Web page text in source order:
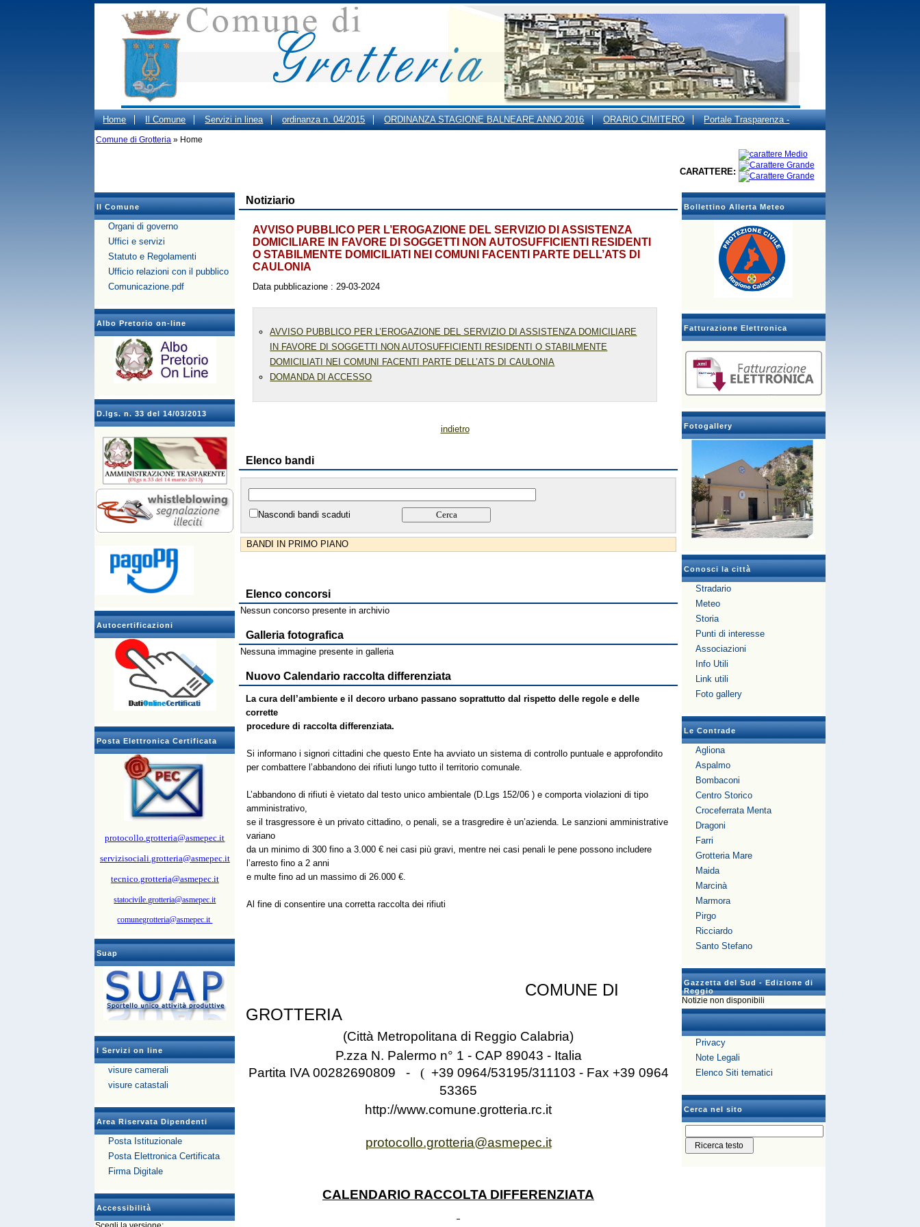
Home Il Comune Servizi in linea ordinanza n. 04/2015 ORDINANZA STAGIONE BALNEARE ANNO 2016 ORARIO CIMITERO
Portale Trasparenza -
Gestione dei Rifiuti Urbani
Comune di Grotteria » Home
CARATTERE:
Il Comune
Organi di governo
Uffici e servizi
Statuto e Regolamenti
Ufficio relazioni con il pubblico
Comunicazione.pdf
Albo Pretorio on-line
D.lgs. n. 33 del 14/03/2013
Autocertificazioni
Posta Elettronica Certificata
protocollo.grotteria@asmepec.it
servizisociali.grotteria@asmepec.it
tecnico.grotteria@asmepec.it
statocivile.grotteria@asmepec.it
comunegrotteria@asmepec.it
Suap
I Servizi on line
visure camerali
visure catastali
Area Riservata Dipendenti
Posta Istituzionale
Posta Elettronica Certificata
Firma Digitale
Accessibilità
Bollettino Allerta Meteo
Fatturazione Elettronica
Fotogallery
Conosci la città
Stradario
Meteo
Storia
Punti di interesse
Associazioni
Info Utili
Link utili
Foto gallery
Le Contrade
Agliona
Aspalmo
Bombaconi
Centro Storico
Croceferrata Menta
Dragoni
Farri
Grotteria Mare
Maida
Marcinà
Marmora
Pirgo
Ricciardo
Santo Stefano
Gazzetta del Sud - Edizione di
Reggio
Notizie non disponibili
Privacy
Note Legali
Elenco Siti tematici
Cerca nel sito
Notiziario
AVVISO PUBBLICO PER L’EROGAZIONE DEL SERVIZIO DI ASSISTENZA
DOMICILIARE IN FAVORE DI SOGGETTI NON AUTOSUFFICIENTI RESIDENTI
O STABILMENTE DOMICILIATI NEI COMUNI FACENTI PARTE DELL’ATS DI
CAULONIA
Data pubblicazione :29-03-2024
AVVISO PUBBLICO PER L’EROGAZIONE DEL SERVIZIO DI ASSISTENZA DOMICILIARE
IN FAVORE DI SOGGETTI NON AUTOSUFFICIENTI RESIDENTI O STABILMENTE
DOMICILIATI NEI COMUNI FACENTI PARTE DELL’ATS DI CAULONIA
DOMANDA DI ACCESSO
indietro
Elenco bandi
Nascondi bandi scaduti
BANDI IN PRIMO PIANO
Elenco concorsi
Nessun concorso presente in archivio
Galleria fotografica
Nessuna immagine presente in galleria
Nuovo Calendario raccolta differenziata
La cura dell’ambiente e il decoro urbano passano soprattutto dal rispetto delle regole e delle
corrette
procedure di raccolta differenziata.
Si informano i signori cittadini che questo Ente ha avviato un sistema di controllo puntuale e approfondito
per combattere l’abbandono dei rifiuti lungo tutto il territorio comunale.
L’abbandono di rifiuti è vietato dal testo unico ambientale (D.Lgs 152/06 ) e comporta violazioni di tipo
amministrativo,
se il trasgressore è un privato cittadino, o penali, se a trasgredire è un’azienda. Le sanzioni amministrative
variano
da un minimo di 300 fino a 3.000 € nei casi più gravi, mentre nei casi penali le pene possono includere
l’arresto fino a 2 anni
e multe fino ad un massimo di 26.000 €.
Al fine di consentire una corretta raccolta dei rifiuti
COMUNE DI
GROTTERIA
(Città Metropolitana di Reggio Calabria)
P.zza N. Palermo n° 1 - CAP 89043 - Italia
Partita IVA 00282690809 - (+39 0964/53195/311103 - Fax +39 0964
53365
http://www.comune.grotteria.rc.it
protocollo.grotteria@asmepec.it
CALENDARIO RACCOLTA DIFFERENZIATA